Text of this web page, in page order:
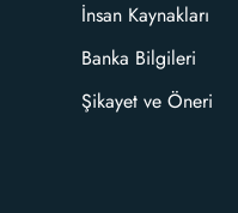
İnsan Kaynakları
Banka Bilgileri
Şikayet ve Öneri